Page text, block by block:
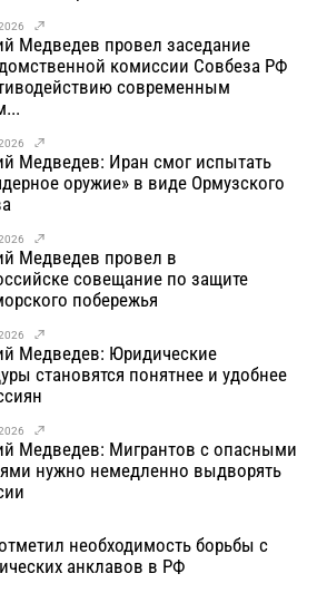
Медведев провел заседание
комиссии Совбеза РФ
современным
Медведев: Иран смог испытать
оружие» в виде Ормузского
Медведев провел в
совещание по защите
побережья
Медведев: Юридические
становятся понятнее и удобнее
Медведев: Мигрантов с опасными
нужно немедленно выдворять
необходимость борьбы с
анклавов в РФ